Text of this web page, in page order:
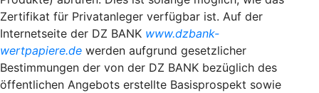
Zertifikat für Privatanleger verfügbar ist. Auf der
Internetseite der DZ BANK www.dzbank-
wertpapiere.de werden aufgrund gesetzlicher
Bestimmungen der von der DZ BANK bezüglich des
öffentlichen Angebots erstellte Basisprospekt sowie